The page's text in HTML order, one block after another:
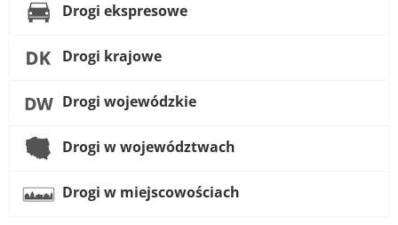
Drogi ekspresowe
Drogi krajowe
Drogi wojewódzkie
Drogi w województwach
Drogi w miejscowościach